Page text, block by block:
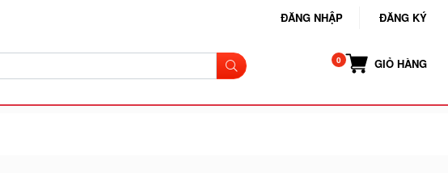
ĐĂNG NHẬP ĐĂNG KÝ
GIỎ HÀNG